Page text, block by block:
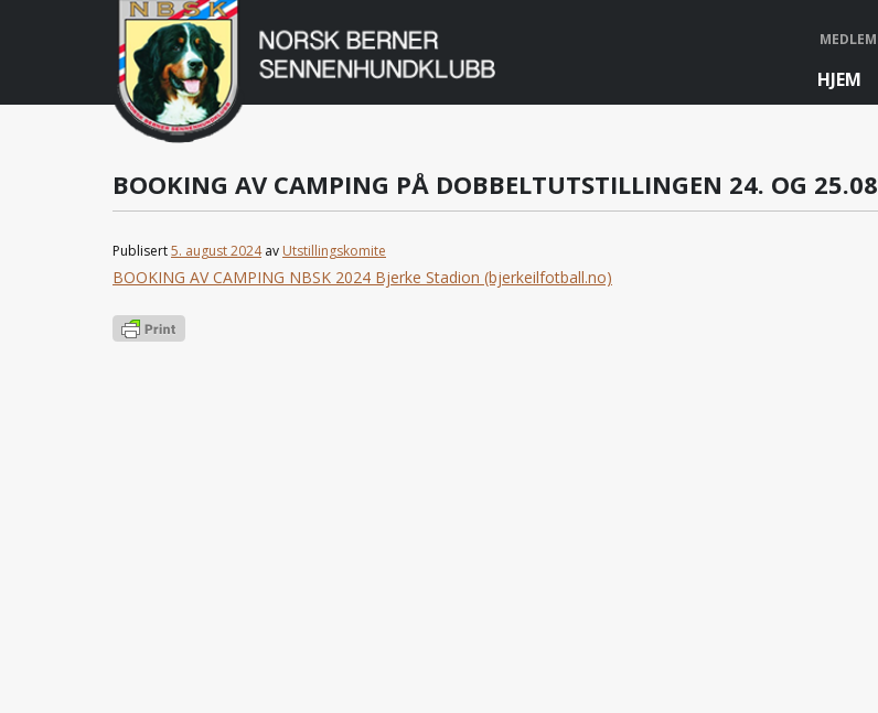
Norsk
Berner
Sennenhundklubb
HJEM
BOOKING AV CAMPING PÅ DOBBELTUTSTILLINGEN 24. OG
Publisert5. august 2024av Utstillingskomite
BOOKING AV CAMPING NBSK 2024 Bjerke Stadion (bjerkeilfotball.no)